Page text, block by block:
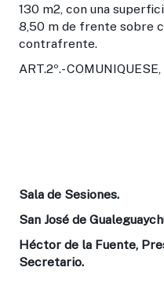
130 m2, con una
8,50 m de frente sobre
contrafrente.
ART.2º.-
Sala de Sesiones.
San José de
Héctor de la Fuente,
Secretario.